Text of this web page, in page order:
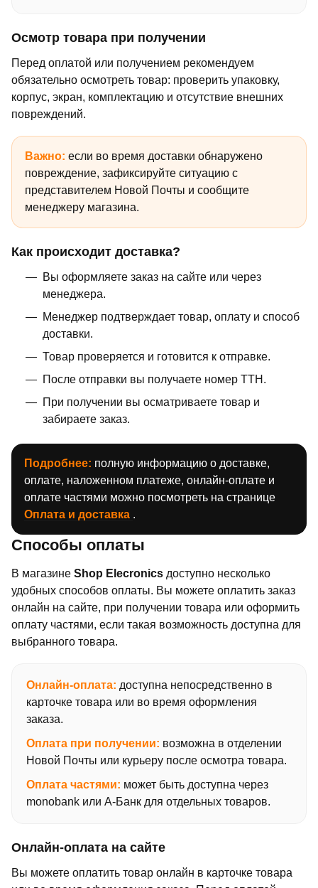
Осмотр товара при получении
Перед оплатой или получением рекомендуем
обязательно осмотреть товар: проверить упаковку,
корпус, экран, комплектацию и отсутствие внешних
повреждений.
Важно: если во время доставки обнаружено
повреждение, зафиксируйте ситуацию с
представителем Новой Почты и сообщите
менеджеру магазина.
Как происходит доставка?
Вы оформляете заказ на сайте или через
менеджера.
Менеджер подтверждает товар, оплату и способ
доставки.
Товар проверяется и готовится к отправке.
После отправки вы получаете номер ТТН.
При получении вы осматриваете товар и
забираете заказ.
Подробнее: полную информацию о доставке,
оплате, наложенном платеже, онлайн-оплате и
оплате частями можно посмотреть на странице
Оплата и доставка .
Способы оплаты
В магазине Shop Elecronics доступно несколько
удобных способов оплаты. Вы можете оплатить заказ
онлайн на сайте, при получении товара или оформить
оплату частями, если такая возможность доступна для
выбранного товара.
Онлайн-оплата: доступна непосредственно в
карточке товара или во время оформления
заказа.
Оплата при получении: возможна в отделении
Новой Почты или курьеру после осмотра товара.
Оплата частями: может быть доступна через
monobank или А-Банк для отдельных товаров.
Онлайн-оплата на сайте
Вы можете оплатить товар онлайн в карточке товара